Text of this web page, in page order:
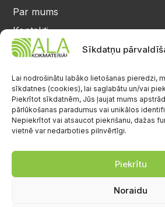
Sīkdatņu
Lai nodrošinātu labāko lietošanas pieredzi,
sīkdatnes (cookies), lai saglabātu un/vai
Piekrītot sīkdatnēm, Jūs ļaujat mums
pārlūkošanas paradumus vai unikālos
Nepiekrītot vai atsaucot piekrišanu, dažas
vietnē var nedarboties pilnvērtīgi.
Piekrītu
Noraidu
Par mums
Kontakti
Privātuma politika
25 64 17 98
info@alalignea.lv
Daugavas iela 28, Mārupe
Facebook
S.-Sv.: brīvs